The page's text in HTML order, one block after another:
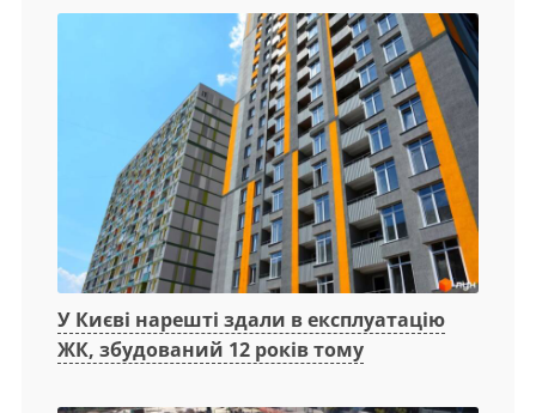
У Києві нарешті здали в експлуатацію
ЖК, збудований 12 років тому